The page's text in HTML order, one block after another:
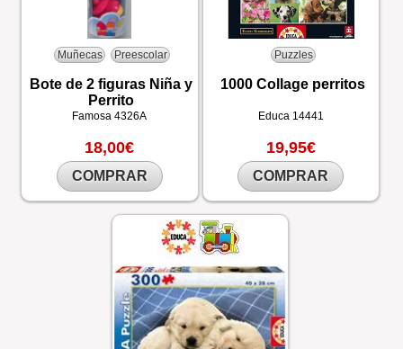
Muñecas Preescolar
Bote de 2 figuras Niña y
Perrito
Famosa4326A
18,00€
COMPRAR
Puzzles
1000 Collage perritos
Educa 14441
19,95€
COMPRAR